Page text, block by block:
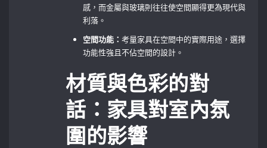
感，而金屬與玻璃則往往使空間顯得更為現代與
利落。
空間功能：考量家具在空間中的實際用途，選擇
功能性強且不佔空間的設計。
材質與色彩的對
話：家具對室內氛
圍的影響